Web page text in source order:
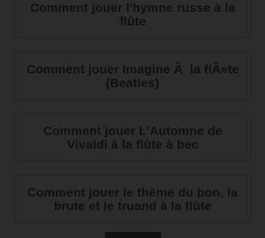
Comment jouer l'hymne russe à la
flûte
Comment jouer Imagine Ã la flÃ»te
(Beatles)
Comment jouer L'Automne de
Vivaldi à la flûte à bec
Comment jouer le thème du bon, la
brute et le truand à la flûte